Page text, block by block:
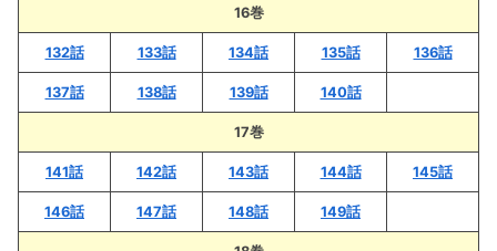
16巻
132話 133話 134話 135話 136話
137話 138話 139話 140話
17巻
141話 142話 143話 144話 145話
146話 147話 148話 149話